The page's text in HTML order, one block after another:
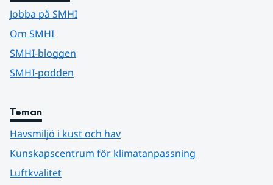
Jobba på SMHI
Om SMHI
SMHI-bloggen
SMHI-podden
Teman
Havsmiljö i kust och hav
Kunskapscentrum för klimatanpassning
Luftkvalitet